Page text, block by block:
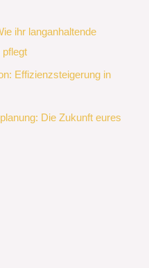
ihr langanhaltende
pflegt
Effizienzsteigerung in
Die Zukunft eures